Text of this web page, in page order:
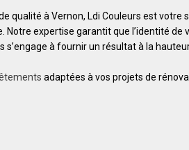
qualité à Vernon, Ldi Couleurs est
expertise garantit que l’identité
s’engage à fournir un résultat à la
adaptées à vos projets de